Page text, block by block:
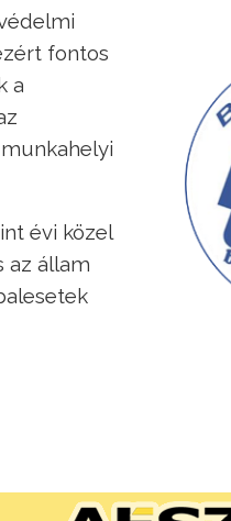
fontos
a
évi közel
az állam